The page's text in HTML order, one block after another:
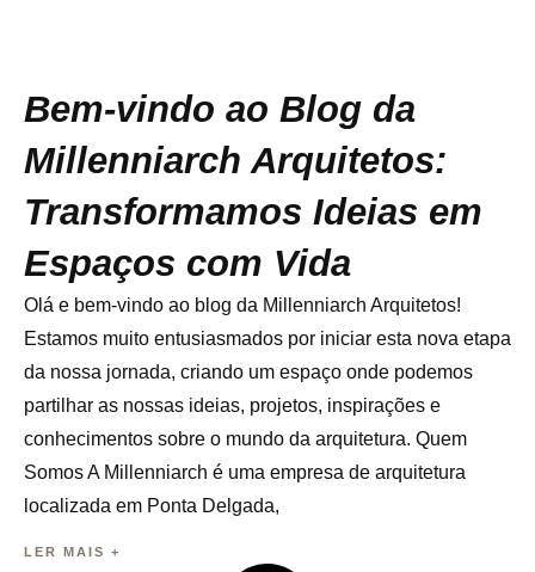
Bem-vindo ao Blog da
Millenniarch Arquitetos:
Transformamos Ideias em
Espaços com Vida
Olá e bem-vindo ao blog da Millenniarch Arquitetos!
Estamos muito entusiasmados por iniciar esta nova etapa
da nossa jornada, criando um espaço onde podemos
partilhar as nossas ideias, projetos, inspirações e
conhecimentos sobre o mundo da arquitetura. Quem
Somos A Millenniarch é uma empresa de arquitetura
localizada em Ponta Delgada,
LER MAIS +